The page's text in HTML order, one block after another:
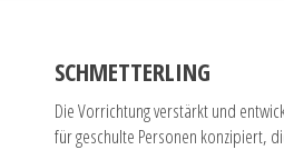
SCHMETTERLING
Die Vorrichtung verstärkt und
für geschulte Personen konzipiert,